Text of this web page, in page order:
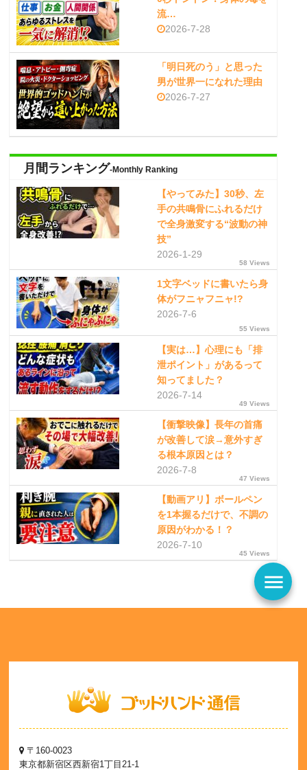
流…
2026-7-28
「明日死のう」と思った
男が世界一になれた理由
2026-7-27
月間ランキング-Monthly Ranking
【やってみた】30秒、左
手の共鳴骨にふれるだけ
で全身激変する“波動の神
技”
2026-1-29
58 Views
1文字ベッドに書いたら身
体がフニャフニャ!?
2026-7-6
55 Views
【実は…】心理にも「排
泄ポイント」があるって
知ってました？
2026-7-14
49 Views
【衝撃映像】長年の首痛
が改善して涙→意外すぎ
る根本原因とは？
2026-7-8
47 Views
【動画アリ】ボールペン
を1本握るだけで、不調の
原因がわかる！？
2026-7-10
45 Views
menu
〒160-0023
東京都新宿区西新宿1丁目21-1